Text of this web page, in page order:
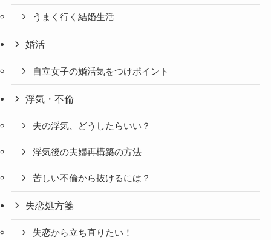
うまく行く結婚生活
婚活
自立女子の婚活気をつけポイント
浮気・不倫
夫の浮気、どうしたらいい？
浮気後の夫婦再構築の方法
苦しい不倫から抜けるには？
失恋処方箋
失恋から立ち直りたい！